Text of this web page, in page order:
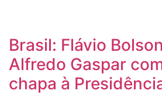
Brasil: Flávio
Alfredo Gaspar
chapa à